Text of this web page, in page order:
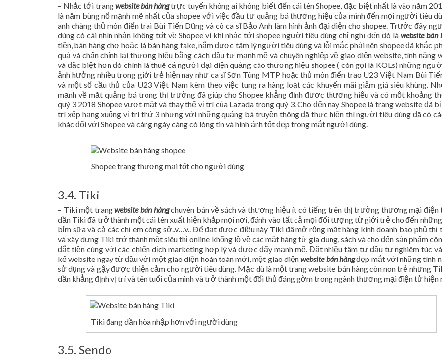
– Nhắc tới trangwebsite bán hàngtrực tuyến không ai không biết đến cái tên Shopee, đặc biệt nhất là vào năm
là năm bùng nổ mạnh mẽ nhất của shopee với việc đầu tư quảng bá thương hiệu của mình đến mọi người tiêu
anh chàng thủ môn điển trai Bùi Tiến Dũng và cô ca sĩ Bảo Anh làm hình ảnh đại diện cho shopee. Trước đây
dùng có cái nhìn nhận không tốt về Shopee vì khi nhắc tới shopee người tiêu dùng chỉ nghĩ đến đó là website bán
tiền, bán hàng chợ hoặc là bán hàng fake, nắm được tâm lý người tiêu dùng và lỗi mắc phải nên shopee đã khắc
quả và chấn chỉnh lại thương hiệu bằng cách đầu tư mạnh mẽ và chuyên nghiệp về giao diện website, tính năng
và đặc biệt hơn đó chính là thuê cả người đại diện quảng cáo thương hiệu shopee ( còn gọi là KOLs) những
ảnh hưởng nhiều trong giới trẻ hiện nay như ca sĩ Sơn Tùng MTP hoặc thủ môn điển trao U23 Việt Nam Bùi
và một số cầu thủ của U23 Việt Nam kèm theo việc tung ra hàng loạt các khuyến mãi giảm giá siêu khùng.
mạnh về mặt quảng bá trong thị trường đã giúp cho Shopee khẳng định được thương hiệu và có một khoảng
quý 3 2018 Shopee vượt mặt và thay thế vị trí của Lazada trong quý 3. Cho đến nay Shopee là trang website đã
trí xếp hạng xuống vị trí thứ 3 nhưng với những quảng bá truyền thông đã thực hiện thì người tiêu dùng đã có
khác đối với Shopee và càng ngày càng có lòng tin và hình ảnh tốt đẹp trong mắt người dùng.
Shopee trang thương mại tốt cho người dùng
3.4. Tiki
– Tiki một trangwebsite bán hàngchuyên bán về sách và thương hiệu ít có tiếng trên thị trường thương mại điện
dần Tiki đã trở thành một cái tên xuất hiện khắp mọi nơi, đánh vào tất cả mọi đối tượng từ giới trẻ cho đến
bỉm sữa và cả các chị em công sở..v…v.. Để đạt được điều này Tiki đã mở rộng mặt hàng kinh doanh bao phủ
và xây dựng Tiki trở thành một siêu thị online khổng lồ về các mặt hàng từ gia dụng, sách và cho đến sản phẩm
đắt tiền cùng với các chiến dịch marketing hợp lý và được đẩy mạnh mẽ. Đặt nhiều tâm tư đầu tư nghiêm túc
kế website ngay từ đầu với một giao diện hoàn toàn mới, một giao diệnwebsite bán hàngđẹp mắt với những tính
sử dụng và gậy được thiện cảm cho người tiêu dùng. Mặc dù là một trang website bán hàng còn non trẻ nhưng
dần khẳng định vị trí và tên tuổi của mình và trở thành một đối thủ đáng gờm trong ngành thương mại điện tử hiện
Tiki đang dần hòa nhập hơn với người dùng
3.5. Sendo